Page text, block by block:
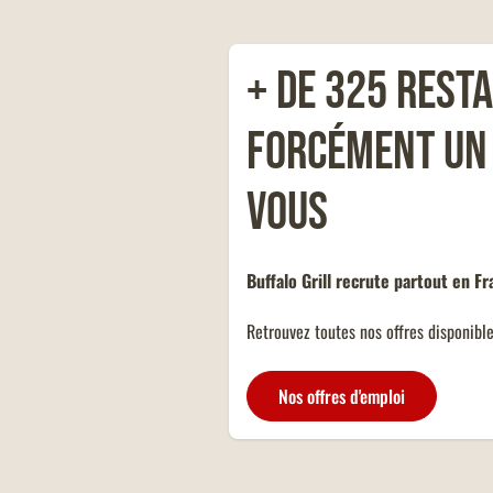
PROGRAMME DE FIDÉLITÉ
Buffalo Grill présente son nouveau
programme de fidélité : Buffalo Pass.
récompenses que vous débloquerez au
fonctionnement inédit, vous êtes sûrs
+ de 325
forcément
vous
Buffalo Grill recrute partout en
Retrouvez toutes nos offres
Nos offres d'emploi